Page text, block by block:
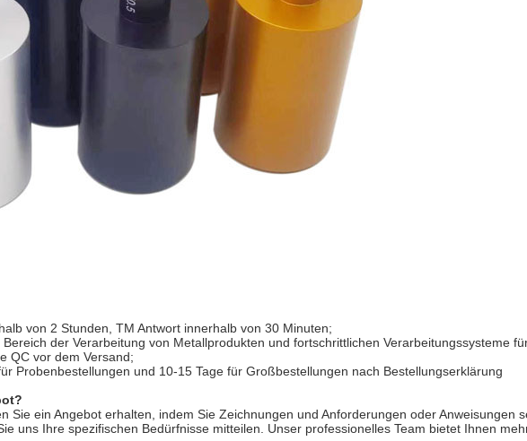
von 2 Stunden, TM Antwort innerhalb von 30 Minuten;
der Verarbeitung von Metallprodukten und fortschrittlichen Verarbeitungssysteme
QC vor dem Versand;
Probenbestellungen und 10-15 Tage für Großbestellungen nach Bestellungserklärung
Sie ein Angebot erhalten, indem Sie Zeichnungen und Anforderungen oder Anweisungen
uns Ihre spezifischen Bedürfnisse mitteilen. Unser professionelles Team bietet Ihnen